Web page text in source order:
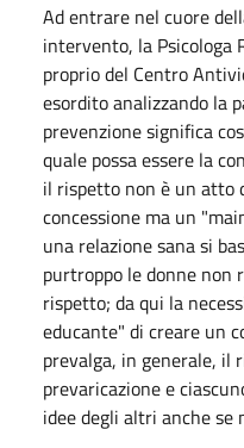
Ad entrare nel cuore
intervento, la Psicologa
proprio del Centro
esordito analizzando la
prevenzione significa
quale possa essere la
il rispetto non è un atto
concessione ma un
una relazione sana si
purtroppo le donne non
rispetto; da qui la
educante" di creare un
prevalga, in generale, il
prevaricazione e
idee degli altri anche se